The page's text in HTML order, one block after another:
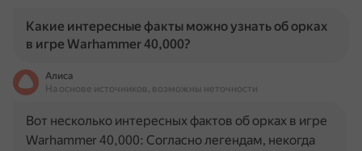
Какие интересные факты можно узнать об орках
в игре Warhammer 40,000?
Алиса
На основе источников, возможны неточности
Вот несколько интересных фактов об орках в игре
Warhammer 40,000: Согласно легендам, некогда